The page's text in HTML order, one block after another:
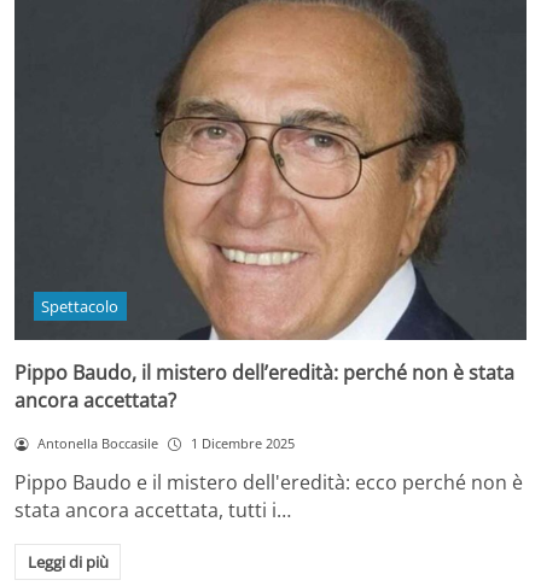
Spettacolo
Pippo Baudo, il mistero dell’eredità: perché non è stata
ancora accettata?
Antonella Boccasile 1 Dicembre 2025
Pippo Baudo e il mistero dell'eredità: ecco perché non è
stata ancora accettata, tutti i…
Leggi di più